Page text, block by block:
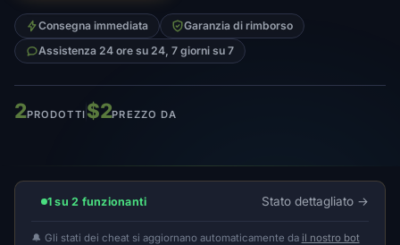
Consegna immediata
Garanzia di rimborso
Assistenza 24 ore su 24, 7 giorni su 7
2PRODOTTI$2PREZZO DA
1 su 2 funzionanti Stato dettagliato
🔔 Gli stati dei cheat si aggiornano automaticamente da il nostro bot